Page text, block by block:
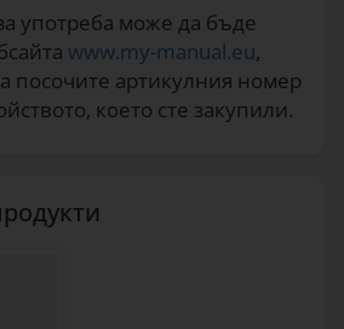
употреба може да бъде
www.my-manual.eu,
посочите артикулния номер
което сте закупили.